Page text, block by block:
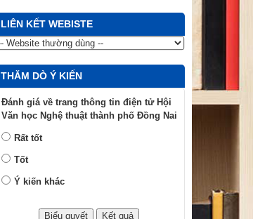
LIÊN KẾT WEBISTE
THĂM DÒ Ý KIẾN
Đánh giá về trang thông tin điện tử Hội
Văn học Nghệ thuật thành phố Đồng Nai
Rất tốt
Tốt
Ý kiến khác